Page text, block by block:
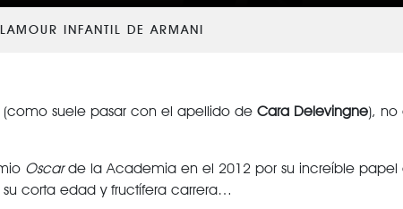
INFANTIL DE ARMANI
suele pasar con el apellido de Cara Delevingne), no
Oscarde la Academia en el 2012 por su increíble papel
corta edad y fructífera carrera…